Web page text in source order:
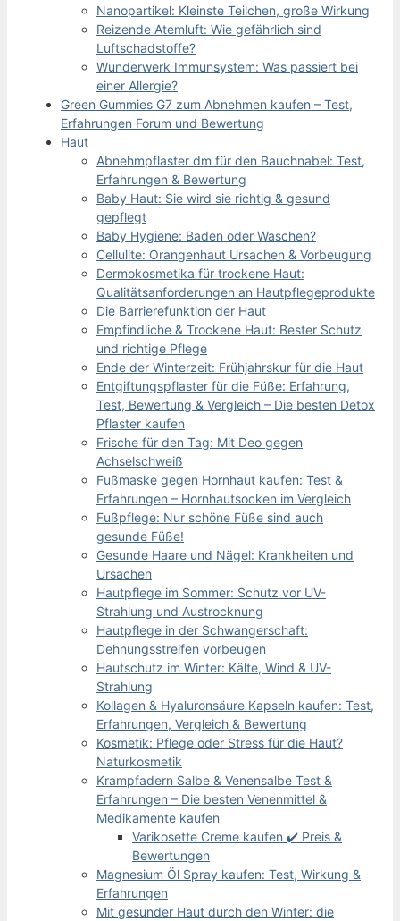
Nanopartikel: Kleinste Teilchen, große Wirkung
Reizende Atemluft: Wie gefährlich sind
Luftschadstoffe?
Wunderwerk Immunsystem: Was passiert bei
einer Allergie?
Green Gummies G7 zum Abnehmen kaufen – Test,
Erfahrungen Forum und Bewertung
Haut
Abnehmpflaster dm für den Bauchnabel: Test,
Erfahrungen & Bewertung
Baby Haut: Sie wird sie richtig & gesund
gepflegt
Baby Hygiene: Baden oder Waschen?
Cellulite: Orangenhaut Ursachen & Vorbeugung
Dermokosmetika für trockene Haut:
Qualitätsanforderungen an Hautpflegeprodukte
Die Barrierefunktion der Haut
Empfindliche & Trockene Haut: Bester Schutz
und richtige Pflege
Ende der Winterzeit: Frühjahrskur für die Haut
Entgiftungspflaster für die Füße: Erfahrung,
Test, Bewertung & Vergleich – Die besten Detox
Pflaster kaufen
Frische für den Tag: Mit Deo gegen
Achselschweiß
Fußmaske gegen Hornhaut kaufen: Test &
Erfahrungen – Hornhautsocken im Vergleich
Fußpflege: Nur schöne Füße sind auch
gesunde Füße!
Gesunde Haare und Nägel: Krankheiten und
Ursachen
Hautpflege im Sommer: Schutz vor UV-
Strahlung und Austrocknung
Hautpflege in der Schwangerschaft:
Dehnungsstreifen vorbeugen
Hautschutz im Winter: Kälte, Wind & UV-
Strahlung
Kollagen & Hyaluronsäure Kapseln kaufen: Test,
Erfahrungen, Vergleich & Bewertung
Kosmetik: Pflege oder Stress für die Haut?
Naturkosmetik
Krampfadern Salbe & Venensalbe Test &
Erfahrungen – Die besten Venenmittel &
Medikamente kaufen
Varikosette Creme kaufen ✔️ Preis &
Bewertungen
Magnesium Öl Spray kaufen: Test, Wirkung &
Erfahrungen
Mit gesunder Haut durch den Winter: die